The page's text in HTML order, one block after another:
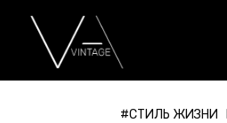
#СТИЛЬ ЖИЗНИ